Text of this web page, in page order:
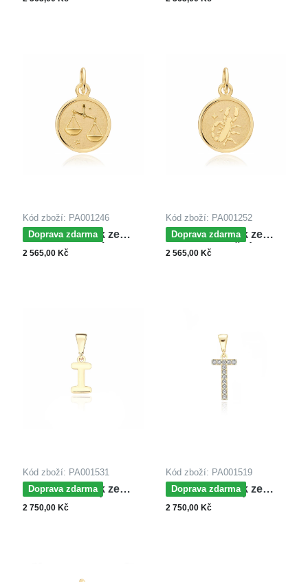
Kód zboží: PA001246
Doprava zdarma
MOISS přívěsek ze
žlutého zlata VÁHY
2 565,00 Kč
Kód zboží: PA001252
Doprava zdarma
MOISS přívěsek ze
žlutého zlata ŠTÍR
2 565,00 Kč
Kód zboží: PA001531
Doprava zdarma
MOISS přívěsek ze
žlutého zlata PÍSMENO
2 750,00 Kč
Kód zboží: PA001519
Doprava zdarma
MOISS přívěsek ze
žlutého zlata PÍSMENO
2 750,00 Kč